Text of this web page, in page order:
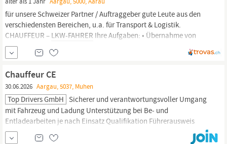
für unsere Schweizer Partner / Auftraggeber gute Leute aus den
verschiedensten Bereichen, u.a. für Transport & Logistik.
CHAUFFEUR – LKW-FAHRER Ihre Aufgaben: • Übernahme von
eigenverantwortlichen Transportaufgaben • Korrekte Abwicklung
der Transportaufträge • Be- und Entladen des Fahrzeuges •
Chauffeur CE
30.06.2026 Aargau, 5037, Muhen
Top Drivers GmbH Sicherer und verantwortungsvoller Umgang
mit Fahrzeug und Ladung Unterstützung bei Be‑ und
Entladearbeiten je nach Einsatz Qualifikation Führerausweis
Kategorie C/E, CZV und
‑Chauffeur